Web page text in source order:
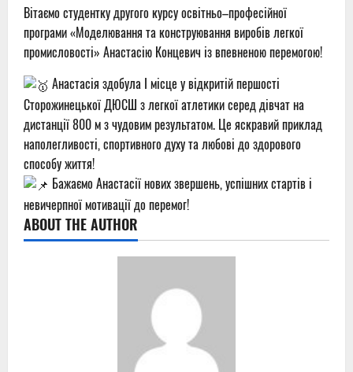
Вітаємо студентку другого курсу освітньо–професійної
програми «Моделювання та конструювання виробів легкої
промисловості» Анастасію Концевич із впевненою перемогою!
Анастасія здобула I місце у відкритій першості
Сторожинецької ДЮСШ з легкої атлетики серед дівчат на
дистанції 800 м з чудовим результатом. Це яскравий приклад
наполегливості, спортивного духу та любові до здорового
способу життя!
Бажаємо Анастасії нових звершень, успішних стартів і
невичерпної мотивації до перемог!
ABOUT THE AUTHOR